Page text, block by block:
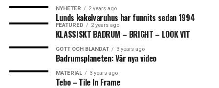
FISKBEN KAKEL
https://www.tebo.se/
Leave your vote
NYHETER 2 years ago
Lunds kakelvaruhus har funnits sedan 1994
FEATURED 2 years ago
KLASSISKT BADRUM – BRIGHT – LOOK VIT
GOTT OCH BLANDAT 3 years ago
Badrumsplaneten: Vår nya video
MATERIAL 3 years ago
Tebo – Tile In Frame